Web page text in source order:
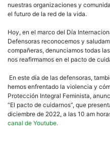
nuestras organizaciones y
el futuro de la red de la vida.
Hoy, en el marco del Día
Defensoras reconocemos y
compañeras, denunciamos todas
nos reafirmamos en el pacto de
En este día de las defensoras,
hemos enfrentado la violencia y
Protección Integral Feminista,
“El pacto de cuidarnos”, que
diciembre de 2022, a las 10 am
canal de Youtube.